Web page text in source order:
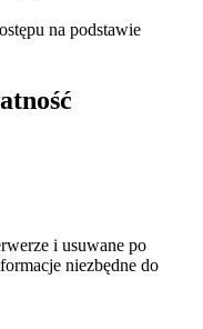
na podstawie
i usuwane po
niezbędne do